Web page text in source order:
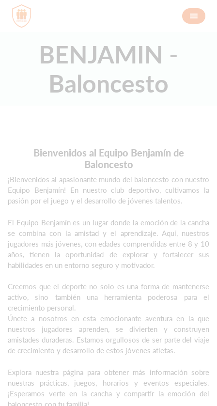
BENJAMIN -
Baloncesto
Bienvenidos al Equipo Benjamín de
Baloncesto
¡Bienvenidos al apasionante mundo del baloncesto con nuestro
Equipo Benjamín! En nuestro club deportivo, cultivamos la
pasión por el juego y el desarrollo de jóvenes talentos.
El Equipo Benjamín es un lugar donde la emoción de la cancha
se combina con la amistad y el aprendizaje. Aquí, nuestros
jugadores más jóvenes, con edades comprendidas entre 8 y 10
años, tienen la oportunidad de explorar y fortalecer sus
habilidades en un entorno seguro y motivador.
Creemos que el deporte no solo es una forma de mantenerse
activo, sino también una herramienta poderosa para el
crecimiento personal.
Únete a nosotros en esta emocionante aventura en la que
nuestros jugadores aprenden, se divierten y construyen
amistades duraderas. Estamos orgullosos de ser parte del viaje
de crecimiento y desarrollo de estos jóvenes atletas.
Explora nuestra página para obtener más información sobre
nuestras prácticas, juegos, horarios y eventos especiales.
¡Esperamos verte en la cancha y compartir la emoción del
baloncesto con tu familia!